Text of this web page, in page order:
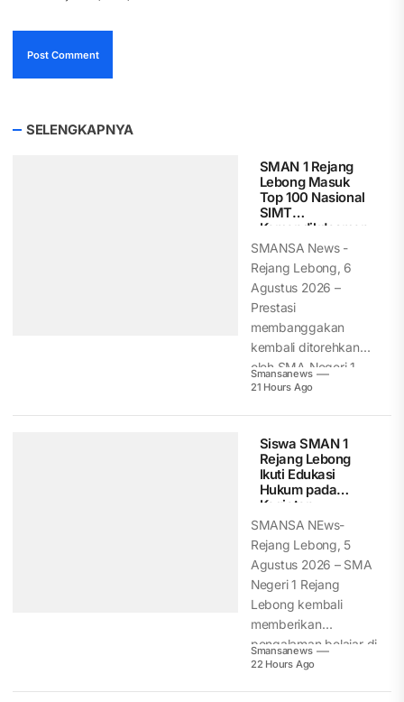
SELENGKAPNYA
SMAN 1 Rejang
Lebong Masuk
Top 100 Nasional
SIMT
Kemendikdasmen
, Peringkat 75
dari 9.300 SMA
Indonesia
SMANSA News -
Rejang Lebong, 6
Agustus 2026 –
Prestasi
membanggakan
kembali ditorehkan
oleh SMA Negeri 1
Rejang Lebong.
Smansanews
21 Hours Ago
Siswa SMAN 1
Rejang Lebong
Ikuti Edukasi
Hukum pada
Kegiatan
Pemusnahan
Barang Bukti
Kejari Rejang
Lebong
SMANSA NEws-
Rejang Lebong, 5
Agustus 2026 – SMA
Negeri 1 Rejang
Lebong kembali
memberikan
pengalaman belajar di
luar kelas...
Smansanews
22 Hours Ago